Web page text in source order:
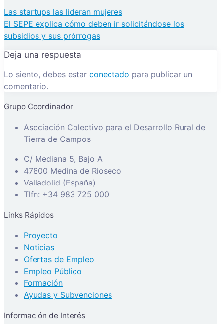
Las startups las lideran mujeres
El SEPE explica cómo deben ir solicitándose los
subsidios y sus prórrogas
Deja una respuesta
Lo siento, debes estar conectado para publicar un
comentario.
Grupo Coordinador
Asociación Colectivo para el Desarrollo Rural de
Tierra de Campos
C/ Mediana 5, Bajo A
47800 Medina de Rioseco
Valladolid (España)
Tlfn: +34 983 725 000
Links Rápidos
Proyecto
Noticias
Ofertas de Empleo
Empleo Público
Formación
Ayudas y Subvenciones
Información de Interés